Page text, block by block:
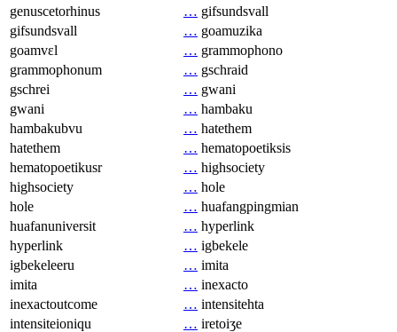
genuscetorhinus
… gifsundsvall
gifsundsvall
… goamuzika
goamvɛl
… grammophono
grammophonum
… gschraid
gschrei
… gwani
gwani
… hambaku
hambakubvu
… hatethem
hatethem
… hematopoetiksis
hematopoetikusr
… highsociety
highsociety
… hole
hole
… huafangpingmian
huafanuniversit
… hyperlink
hyperlink
… igbekele
igbekeleeru
… imita
imita
… inexacto
inexactoutcome
… intensitehta
intensiteioniqu
… iretoiʒe